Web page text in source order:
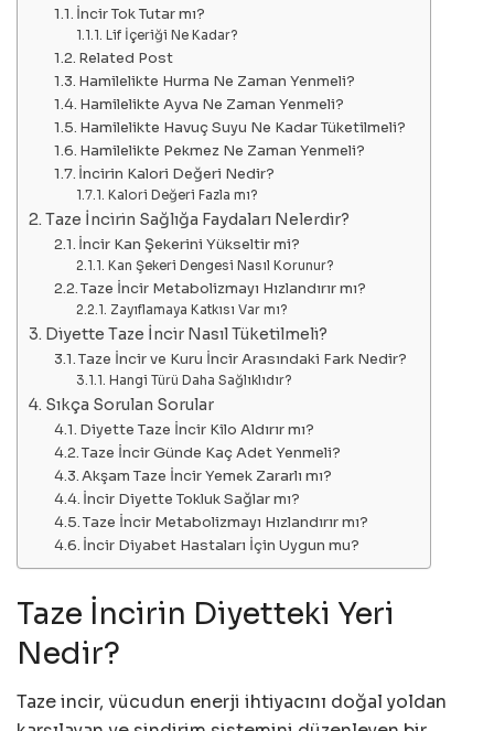
İncir Tok Tutar mı?
Lif İçeriği Ne Kadar?
Related Post
Hamilelikte Hurma Ne Zaman Yenmeli?
Hamilelikte Ayva Ne Zaman Yenmeli?
Hamilelikte Havuç Suyu Ne Kadar Tüketilmeli?
Hamilelikte Pekmez Ne Zaman Yenmeli?
İncirin Kalori Değeri Nedir?
Kalori Değeri Fazla mı?
Taze İncirin Sağlığa Faydaları Nelerdir?
İncir Kan Şekerini Yükseltir mi?
Kan Şekeri Dengesi Nasıl Korunur?
Taze İncir Metabolizmayı Hızlandırır mı?
Zayıflamaya Katkısı Var mı?
Diyette Taze İncir Nasıl Tüketilmeli?
Taze İncir ve Kuru İncir Arasındaki Fark Nedir?
Hangi Türü Daha Sağlıklıdır?
Sıkça Sorulan Sorular
Diyette Taze İncir Kilo Aldırır mı?
Taze İncir Günde Kaç Adet Yenmeli?
Akşam Taze İncir Yemek Zararlı mı?
İncir Diyette Tokluk Sağlar mı?
Taze İncir Metabolizmayı Hızlandırır mı?
İncir Diyabet Hastaları İçin Uygun mu?
Taze İncirin Diyetteki Yeri
Nedir?
Taze incir, vücudun enerji ihtiyacını doğal yoldan